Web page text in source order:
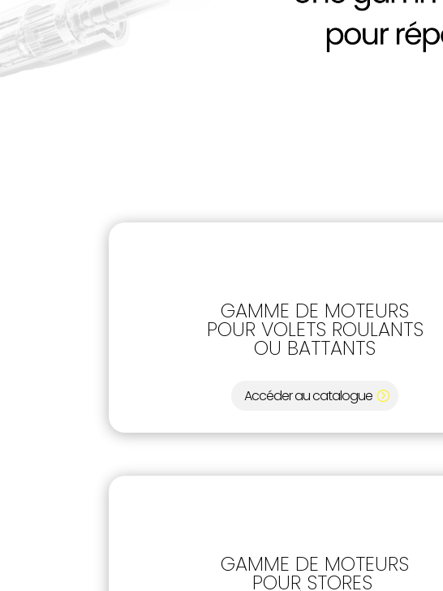
GAMME DE MOTEURS
POUR VOLETS ROULANTS
OU BATTANTS
Accéder au catalogue
GAMME DE MOTEURS
POUR STORES